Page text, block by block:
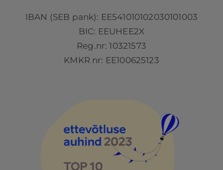
IBAN (SEB pank): EE541010102030101003
BIC: EEUHEE2X
Reg.nr: 10321573
KMKR nr: EE100625123